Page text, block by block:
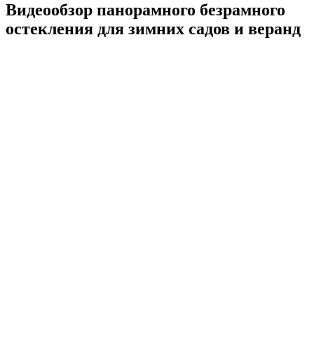
Видеообзор панорамного безрамного
остекления для зимних садов и веранд